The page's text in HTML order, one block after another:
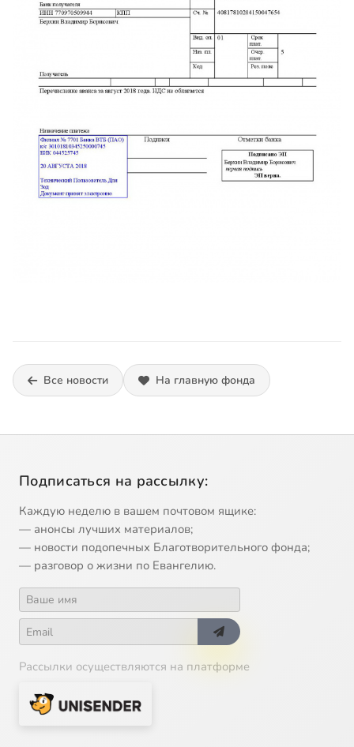
Все новости На главную фонда
Подписаться на рассылку:
Каждую неделю в вашем почтовом ящике:
— анонсы лучших материалов;
— новости подопечных Благотворительного фонда;
— разговор о жизни по Евангелию.
Рассылки осуществляются на платформе